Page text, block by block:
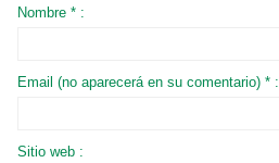
Nombre * :
Email (no aparecerá en su comentario) * :
Sitio web :